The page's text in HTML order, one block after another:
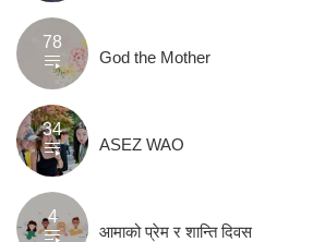
78
God the Mother
34
ASEZ WAO
4
आमाको प्रेम र शान्ति दिवस